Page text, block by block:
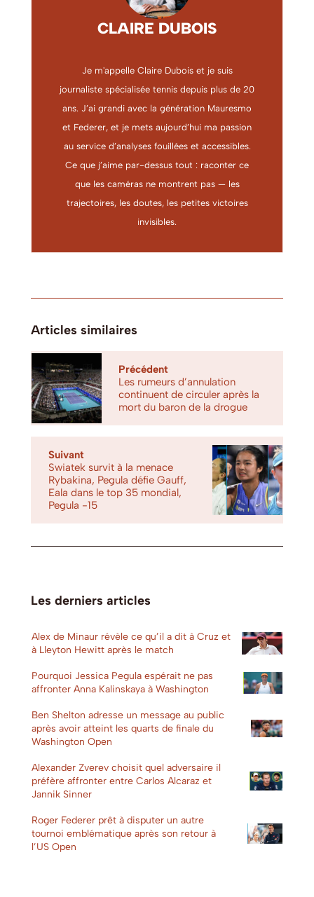
CLAIRE DUBOIS
Je m'appelle Claire Dubois et je suis
journaliste spécialisée tennis depuis plus de 20
ans. J’ai grandi avec la génération Mauresmo
et Federer, et je mets aujourd’hui ma passion
au service d’analyses fouillées et accessibles.
Ce que j’aime par-dessus tout : raconter ce
que les caméras ne montrent pas — les
trajectoires, les doutes, les petites victoires
invisibles.
Articles similaires
Précédent
Les rumeurs d’annulation
continuent de circuler après la
mort du baron de la drogue
Suivant
Swiatek survit à la menace
Rybakina, Pegula défie Gauff,
Eala dans le top 35 mondial,
Pegula -15
Les derniers articles
Alex de Minaur révèle ce qu’il a dit à Cruz et
à Lleyton Hewitt après le match
Pourquoi Jessica Pegula espérait ne pas
affronter Anna Kalinskaya à Washington
Ben Shelton adresse un message au public
après avoir atteint les quarts de finale du
Washington Open
Alexander Zverev choisit quel adversaire il
préfère affronter entre Carlos Alcaraz et
Jannik Sinner
Roger Federer prêt à disputer un autre
tournoi emblématique après son retour à
l’US Open